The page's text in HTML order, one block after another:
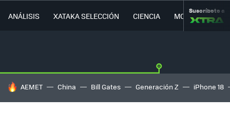
ANÁLISIS XATAKA SELECCIÓN CIENCIA MOVILIDAD
Suscríbete a
HOY SE HABLA DE
AEMET China Bill Gates Generación Z iPhone 18